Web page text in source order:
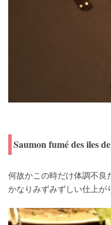
Saumon fumé des iles
何故かこの時だけ体調不良
かなりみずみずしい仕上が